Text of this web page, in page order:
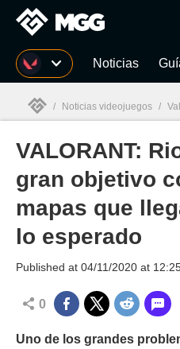
MGG Noticias
MGG
/ Noticias videojuegos /
VALORANT:
gran objetivo
mapas que
lo esperado
Published at 04/11/2020 at
0
Uno de los grandes